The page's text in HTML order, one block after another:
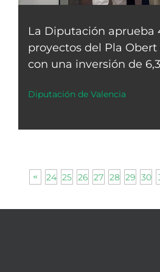
La Diputación aprueba
proyectos del Pla
con una inversión de
Diputación de Valencia
24 25 26 27 28 29 30